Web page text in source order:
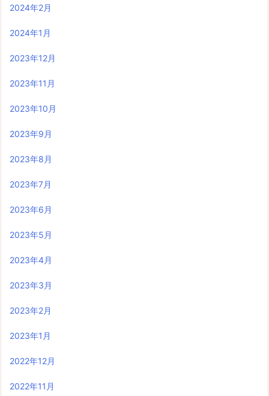
2024年2月
2024年1月
2023年12月
2023年11月
2023年10月
2023年9月
2023年8月
2023年7月
2023年6月
2023年5月
2023年4月
2023年3月
2023年2月
2023年1月
2022年12月
2022年11月